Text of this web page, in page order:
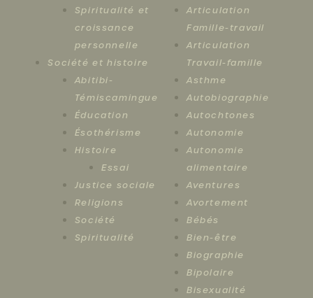
Spiritualité et
croissance
personnelle
Société et histoire
Abitibi-
Témiscamingue
Éducation
Ésothérisme
Histoire
Essai
Justice sociale
Religions
Société
Spiritualité
Articulation
Famille-travail
Articulation
Travail-famille
Asthme
Autobiographie
Autochtones
Autonomie
Autonomie
alimentaire
Aventures
Avortement
Bébés
Bien-être
Biographie
Bipolaire
Bisexualité